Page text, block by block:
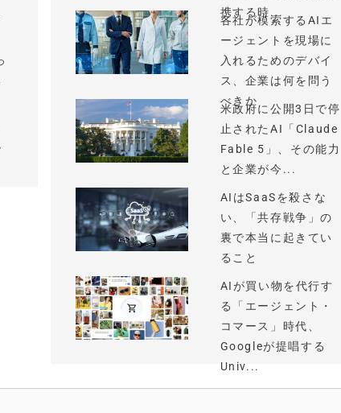
携する時...
各社が模索するAIエ
ージェントを現場に
入れるためのデバイ
ス、企業は何を問う
べきか
米政府に公開3日で停
止されたAI「Claude
Fable 5」、その能力
と企業が今...
AIはSaaSを殺さな
い、「共存戦争」の
裏で本当に起きてい
ること
AIが買い物を代行す
る「エージェント・
コマース」時代、
Googleが提唱する
Univ...